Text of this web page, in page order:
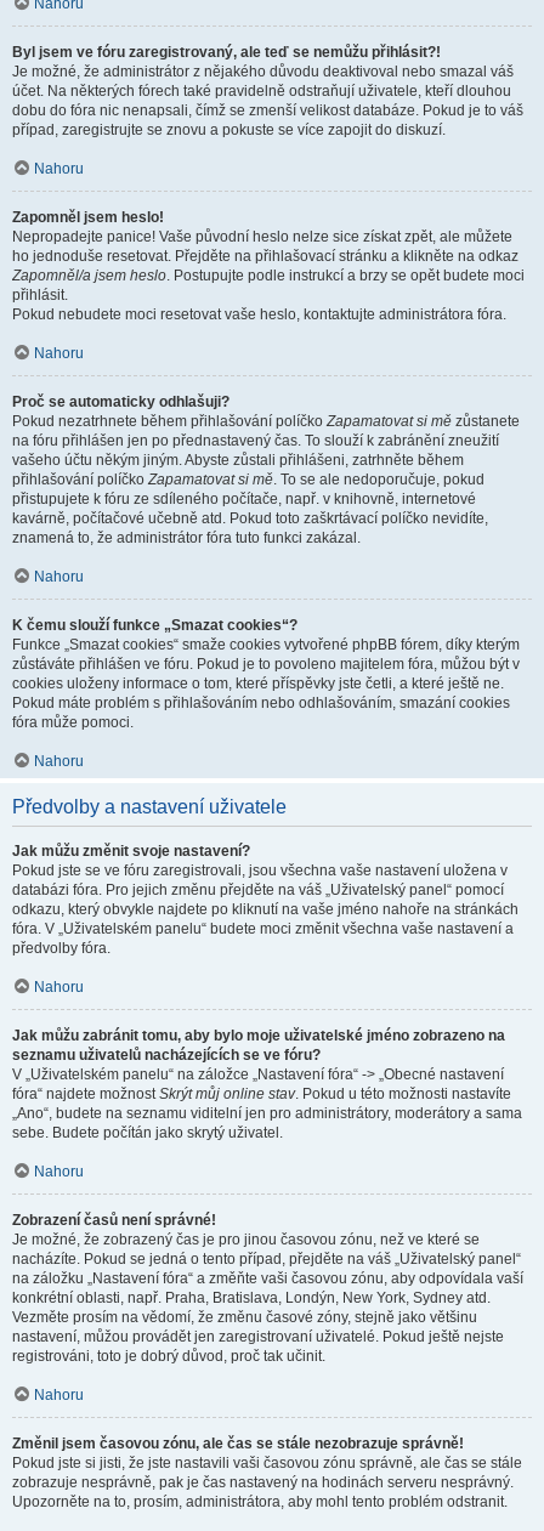
Nahoru
Byl jsem ve fóru zaregistrovaný, ale teď se nemůžu přihlásit?!
Je možné, že administrátor z nějakého důvodu deaktivoval nebo smazal váš
účet. Na některých fórech také pravidelně odstraňují uživatele, kteří dlouhou
dobu do fóra nic nenapsali, čímž se zmenší velikost databáze. Pokud je to váš
případ, zaregistrujte se znovu a pokuste se více zapojit do diskuzí.
Nahoru
Zapomněl jsem heslo!
Nepropadejte panice! Vaše původní heslo nelze sice získat zpět, ale můžete
ho jednoduše resetovat. Přejděte na přihlašovací stránku a klikněte na odkaz
Zapomněl/a jsem heslo. Postupujte podle instrukcí a brzy se opět budete moci
přihlásit.
Pokud nebudete moci resetovat vaše heslo, kontaktujte administrátora fóra.
Nahoru
Proč se automaticky odhlašuji?
Pokud nezatrhnete během přihlašování políčkoZapamatovat si mě zůstanete
na fóru přihlášen jen po přednastavený čas. To slouží k zabránění zneužití
vašeho účtu někým jiným. Abyste zůstali přihlášeni, zatrhněte během
přihlašování políčkoZapamatovat si mě. To se ale nedoporučuje, pokud
přistupujete k fóru ze sdíleného počítače, např. v knihovně, internetové
kavárně, počítačové učebně atd. Pokud toto zaškrtávací políčko nevidíte,
znamená to, že administrátor fóra tuto funkci zakázal.
Nahoru
K čemu slouží funkce „Smazat cookies“?
Funkce „Smazat cookies“ smaže cookies vytvořené phpBB fórem, díky kterým
zůstáváte přihlášen ve fóru. Pokud je to povoleno majitelem fóra, můžou být v
cookies uloženy informace o tom, které příspěvky jste četli, a které ještě ne.
Pokud máte problém s přihlašováním nebo odhlašováním, smazání cookies
fóra může pomoci.
Nahoru
Předvolby a nastavení uživatele
Jak můžu změnit svoje nastavení?
Pokud jste se ve fóru zaregistrovali, jsou všechna vaše nastavení uložena v
databázi fóra. Pro jejich změnu přejděte na váš „Uživatelský panel“ pomocí
odkazu, který obvykle najdete po kliknutí na vaše jméno nahoře na stránkách
fóra. V „Uživatelském panelu“ budete moci změnit všechna vaše nastavení a
předvolby fóra.
Nahoru
Jak můžu zabránit tomu, aby bylo moje uživatelské jméno zobrazeno na
seznamu uživatelů nacházejících se ve fóru?
V „Uživatelském panelu“ na záložce „Nastavení fóra“ -> „Obecné nastavení
fóra“ najdete možnostSkrýt můj online stav. Pokud u této možnosti nastavíte
„Ano“, budete na seznamu viditelní jen pro administrátory, moderátory a sama
sebe. Budete počítán jako skrytý uživatel.
Nahoru
Zobrazení časů není správné!
Je možné, že zobrazený čas je pro jinou časovou zónu, než ve které se
nacházíte. Pokud se jedná o tento případ, přejděte na váš „Uživatelský panel“
na záložku „Nastavení fóra“ a změňte vaši časovou zónu, aby odpovídala vaší
konkrétní oblasti, např. Praha, Bratislava, Londýn, New York, Sydney atd.
Vezměte prosím na vědomí, že změnu časové zóny, stejně jako většinu
nastavení, můžou provádět jen zaregistrovaní uživatelé. Pokud ještě nejste
registrováni, toto je dobrý důvod, proč tak učinit.
Nahoru
Změnil jsem časovou zónu, ale čas se stále nezobrazuje správně!
Pokud jste si jisti, že jste nastavili vaši časovou zónu správně, ale čas se stále
zobrazuje nesprávně, pak je čas nastavený na hodinách serveru nesprávný.
Upozorněte na to, prosím, administrátora, aby mohl tento problém odstranit.